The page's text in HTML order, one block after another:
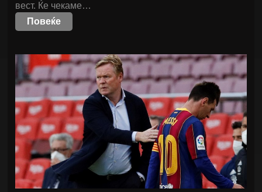
вест. Ќе чекаме…
Повеќе